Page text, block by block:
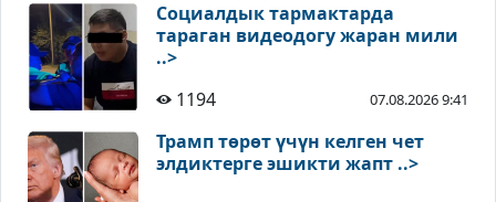
Социалдык тармактарда
тараган видеодогу жаран мили
..>
1194
07.08.2026 9:41
Трамп төрөт үчүн келген чет
элдиктерге эшикти жапт ..>